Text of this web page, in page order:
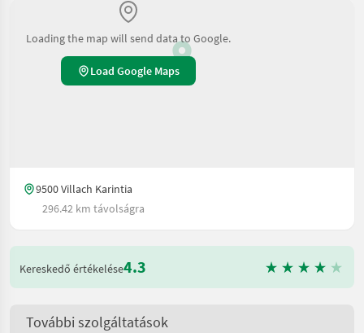
Loading the map will send data to Google.
Load Google Maps
9500 Villach Karintia
296.42 km távolságra
Kereskedő értékelése4.3
További szolgáltatások